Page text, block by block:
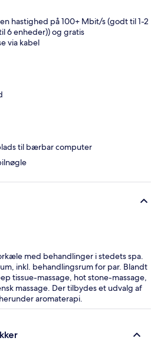
hastighed på 100+ Mbit/s (godt til 1-2
6 enheder)) og gratis
via kabel
til bærbar computer
med behandlinger i stedets spa.
inkl. behandlingsrum for par. Blandt
tissue-massage, hot stone-massage,
massage. Der tilbydes et udvalg af
aromaterapi.